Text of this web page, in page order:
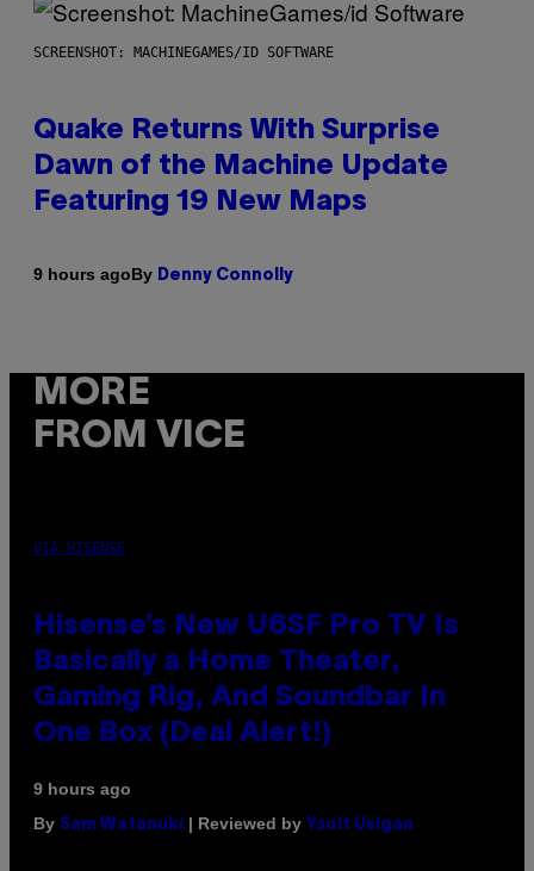
SCREENSHOT: MACHINEGAMES/ID SOFTWARE
Quake Returns With Surprise
Dawn of the Machine Update
Featuring 19 New Maps
9 hours agoBy Denny Connolly
MORE
FROM VICE
VIA HISENSE
Hisense’s New U6SF Pro TV Is
Basically a Home Theater,
Gaming Rig, And Soundbar In
One Box (Deal Alert!)
9 hours ago
By Sam Watanuki | Reviewed by Ysolt Usigan